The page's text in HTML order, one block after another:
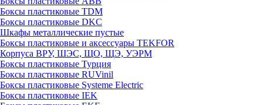
Боксы пластиковые TDM
Боксы пластиковые DKC
Шкафы металлические пустые
Боксы пластиковые и аксессуары TEKFOR
Корпуса ВРУ, ШЭС, ЩО, ЩЭ, УЭРМ
Боксы пластиковые Турция
Боксы пластиковые RUVinil
Боксы пластиковые Systeme Electric
Боксы пластиковые IEK